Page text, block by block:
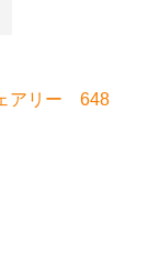
アリー 648